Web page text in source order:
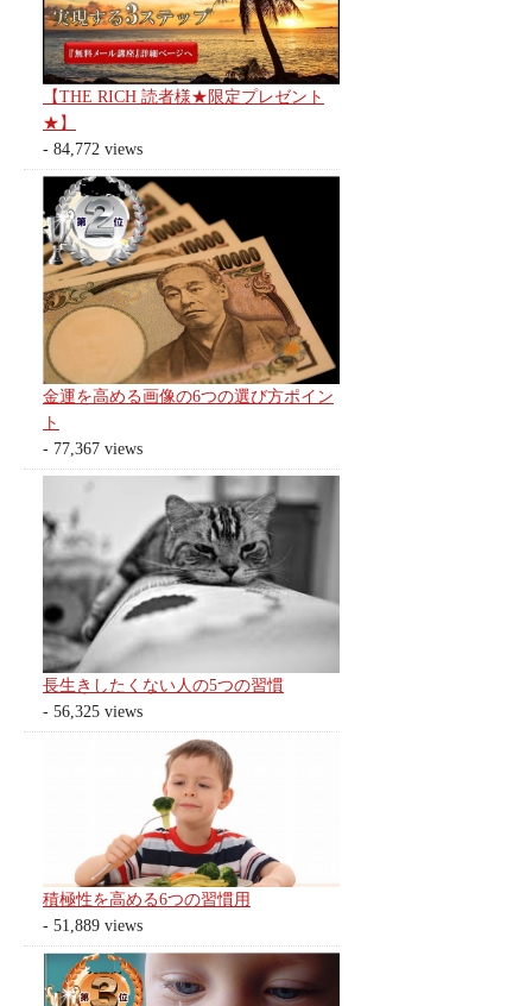
【THE RICH 読者様★限定プレゼント
★】
- 84,772 views
金運を高める画像の6つの選び方ポイン
ト
- 77,367 views
長生きしたくない人の5つの習慣
- 56,325 views
積極性を高める6つの習慣用
- 51,889 views